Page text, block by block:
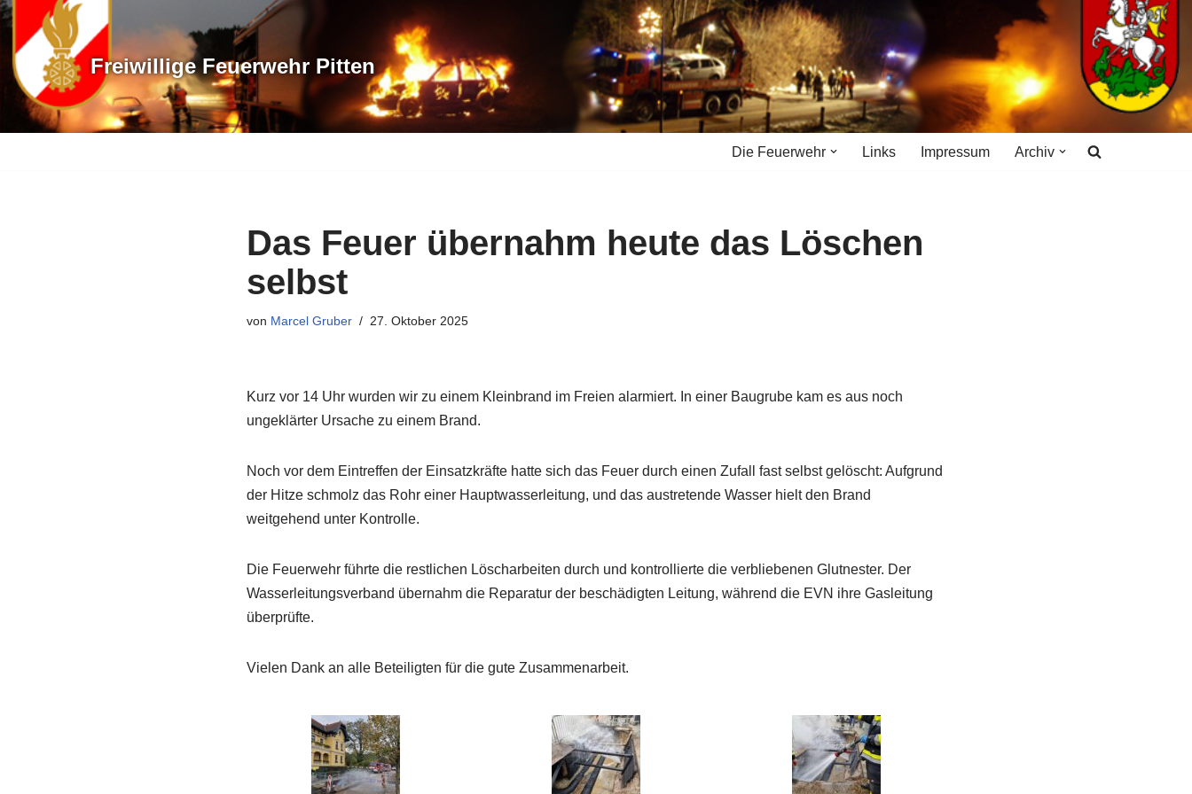
Zum
Inhalt
springen
Freiwillige Feuerwehr Pitten
Die Feuerwehr Links Impressum Archiv
Das Feuer übernahm heute das Löschen
selbst
von Marcel Gruber 27. Oktober 2025
Kurz vor 14 Uhr wurden wir zu einem Kleinbrand im Freien alarmiert. In einer Baugrube kam es aus noch
ungeklärter Ursache zu einem Brand.
Noch vor dem Eintreffen der Einsatzkräfte hatte sich das Feuer durch einen Zufall fast selbst gelöscht: Aufgrund
der Hitze schmolz das Rohr einer Hauptwasserleitung, und das austretende Wasser hielt den Brand
weitgehend unter Kontrolle.
Die Feuerwehr führte die restlichen Löscharbeiten durch und kontrollierte die verbliebenen Glutnester. Der
Wasserleitungsverband übernahm die Reparatur der beschädigten Leitung, während die EVN ihre Gasleitung
überprüfte.
Vielen Dank an alle Beteiligten für die gute Zusammenarbeit.